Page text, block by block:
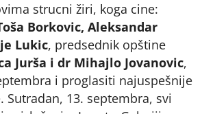
strucni žiri, koga cine:
Borkovic, Aleksandar
Lukic, predsednik opštine
Jurša i dr Mihajlo Jovanovic,
i proglasiti najuspešnije
Sutradan, 13. septembra, svi